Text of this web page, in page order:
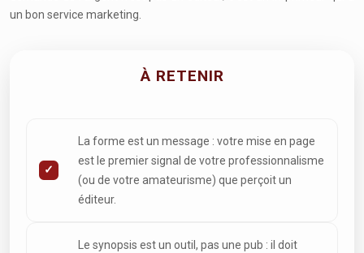
un bon service marketing.
À RETENIR
La forme est un message : votre mise en page
est le premier signal de votre professionnalisme
(ou de votre amateurisme) que perçoit un
éditeur.
Le synopsis est un outil, pas une pub : il doit